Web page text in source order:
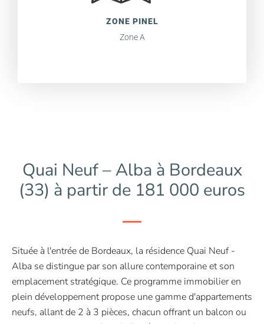
ZONE PINEL
Zone A
Quai Neuf – Alba à Bordeaux
(33) à partir de 181 000 euros
Située à l'entrée de Bordeaux, la résidence Quai Neuf -
Alba se distingue par son allure contemporaine et son
emplacement stratégique. Ce programme immobilier en
plein développement propose une gamme d'appartements
neufs, allant de 2 à 3 pièces, chacun offrant un balcon ou